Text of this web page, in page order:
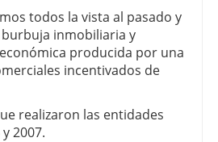
todos la vista al pasado y
burbuja inmobiliaria y
producida por una
incentivados de
realizaron las entidades
2007.